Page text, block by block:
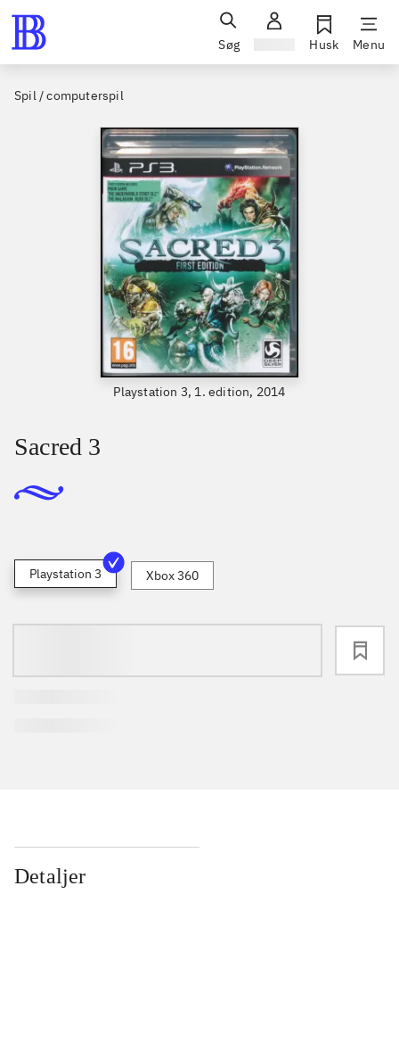
Søg Husk Menu
Spil / computerspil
Playstation 3, 1. edition, 2014
Sacred 3
Playstation 3 Xbox 360
Detaljer